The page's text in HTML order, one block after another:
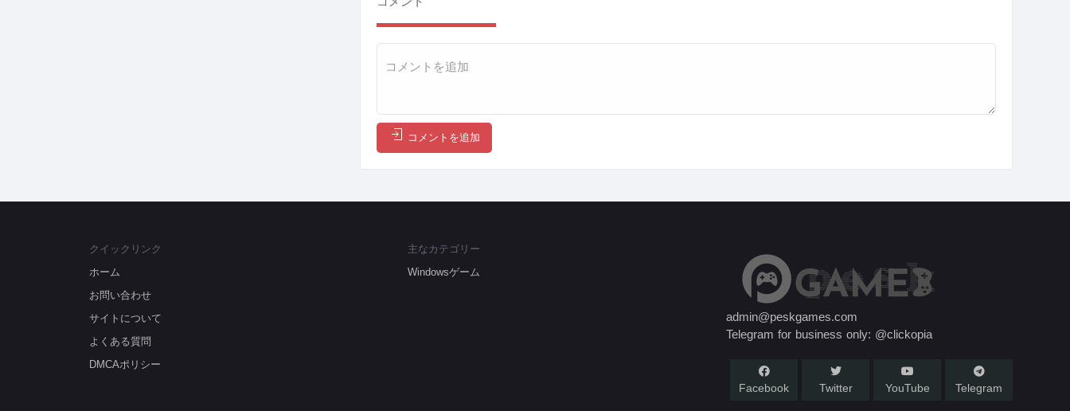
コメントを追加
クイックリンク
ホーム
お問い合わせ
サイトについて
よくある質問
DMCAポリシー
主なカテゴリー
Windowsゲーム
admin@peskgames.com
Telegram for business only: @clickopia
Facebook Twitter YouTube Telegram